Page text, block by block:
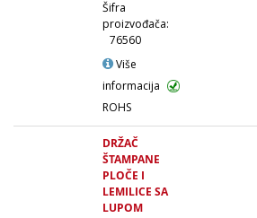
Šifra
proizvođača:
76560
Više
informacija
ROHS
DRŽAČ
ŠTAMPANE
PLOČE I
LEMILICE SA
LUPOM